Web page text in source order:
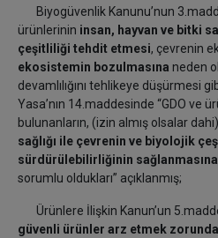
Biyogüvenlik Kanunu’nun
ürünlerinin insan, hayvan ve bitki
çeşitliliği tehdit etmesi, çevrenin
ekosistemin bozulmasına neden
devamlılığını tehlikeye düşürmesi
Yasa’nın 14.maddesinde “GDO ve
bulunanların, (izin almış olsalar dahi)
sağlığı ile çevrenin ve biyolojik
sürdürülebilirliğinin
sorumlu oldukları” açıklanmış;
Ürünlere İlişkin Kanun’un
güvenli ürünler arz etmek